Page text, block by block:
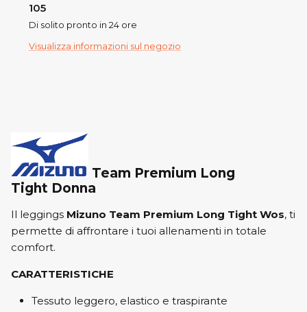
105
Di solito pronto in 24 ore
Visualizza informazioni sul negozio
Team Premium Long
Tight Donna
Il leggings Mizuno Team Premium Long Tight Wos, ti
permette di affrontare i tuoi allenamenti in totale
comfort.
CARATTERISTICHE
Tessuto leggero, elastico e traspirante